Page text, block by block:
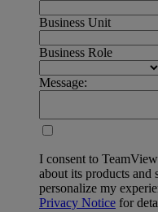
Business Unit
Business Role
Message:
I consent to
about its products and
personalize my
Privacy Notice for